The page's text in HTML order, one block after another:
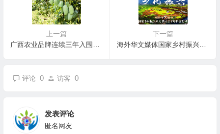
上一篇
广西农业品牌连续三年入围中国品牌百强榜
下一篇
海外华文媒体国家乡村振兴重点帮扶县全球推介行动正式启航
评论 0 访客 0
发表评论
匿名网友